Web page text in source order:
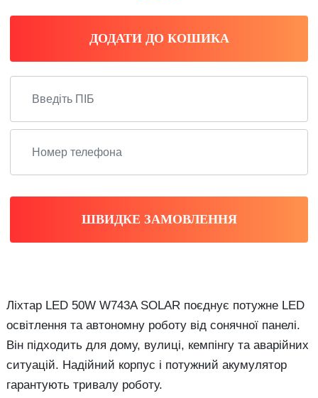
ДОДАТИ ДО КОШИКА
ШВИДКЕ ЗАМОВЛЕННЯ
Ліхтар LED 50W W743A SOLAR поєднує потужне LED
освітлення та автономну роботу від сонячної панелі.
Він підходить для дому, вулиці, кемпінгу та аварійних
ситуацій. Надійний корпус і потужний акумулятор
гарантують тривалу роботу.